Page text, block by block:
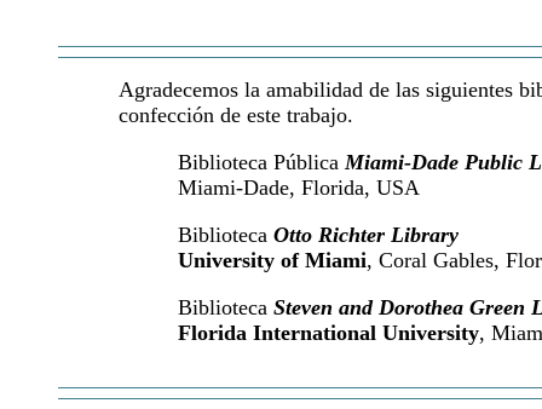
Agradecemos la amabilidad de las siguientes
confección de este trabajo.
Biblioteca PúblicaMiami-Dade Public
Miami-Dade, Florida, USA
Biblioteca Otto Richter Library
University of Miami, Coral Gables,
Biblioteca Steven and Dorothea Green
Florida International University,